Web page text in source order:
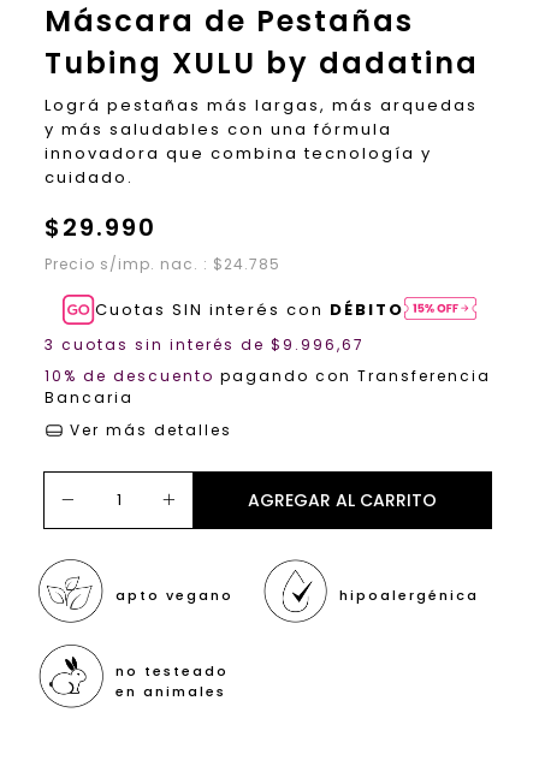
Máscara de Pestañas
Tubing XULU by dadatina
Lográ pestañas más largas, más arquedas
y más saludables con una fórmula
innovadora que combina tecnología y
cuidado.
$29.990
Precio s/imp. nac. : $24.785
Cuotas SIN interés con DÉBITO
3 cuotas sin interés de$9.996,67
10% de descuento pagando con Transferencia
Bancaria
Ver más detalles
apto vegano hipoalergénica
no testeado
en animales